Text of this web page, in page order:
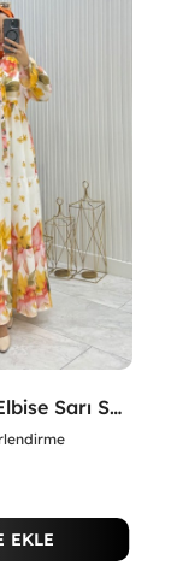
Lina Tesettür Elbise Sarı Sarı
EKLE